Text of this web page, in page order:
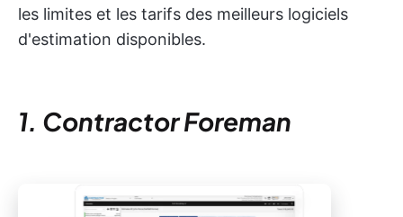
les limites et les tarifs des meilleurs logiciels
d'estimation disponibles.
1. Contractor Foreman